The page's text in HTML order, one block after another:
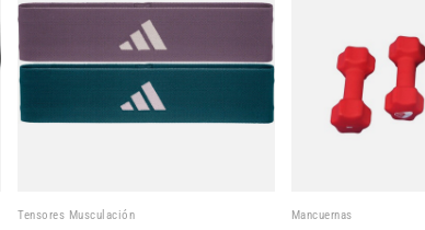
Tensores Musculación Mancuernas